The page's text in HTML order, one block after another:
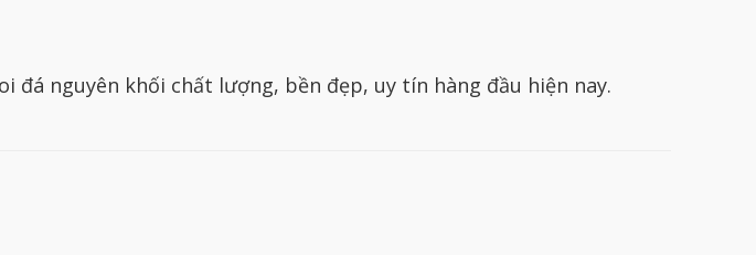
đá nguyên khối chất lượng, bền đẹp, uy tín hàng đầu hiện nay.